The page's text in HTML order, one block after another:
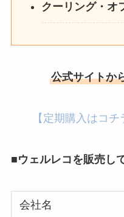
クーリング・オ
公式サイトか
【定期購入はコ
■ウェルレコを販売し
会社名